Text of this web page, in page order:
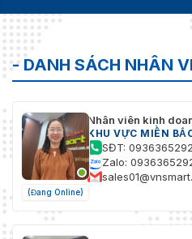
- DANH SÁCH NHÂN
(Đang Online)
Nhân viên kinh
KHU VỰC MIỀN
SĐT: 0936365292
Zalo: